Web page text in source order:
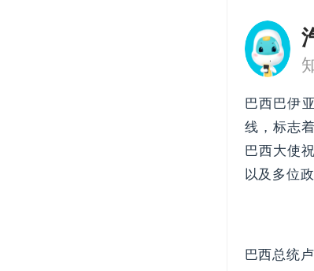
巴西巴伊
线，标志
巴西大使
以及多位
巴西总统